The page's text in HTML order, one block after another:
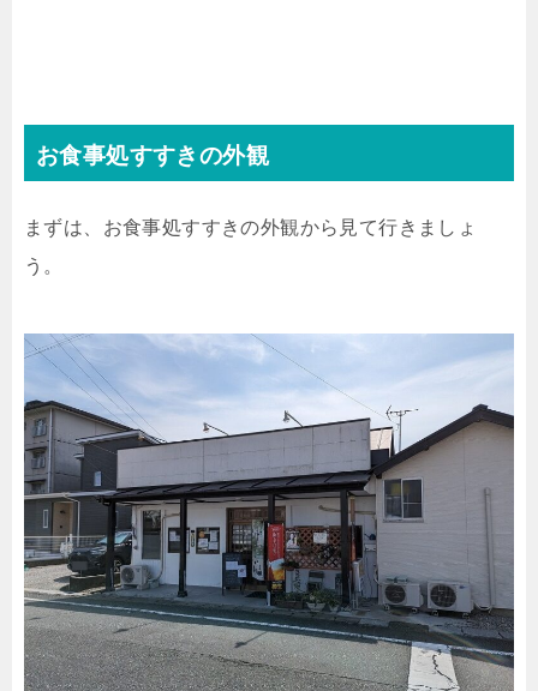
お食事処すすきの外観
まずは、お食事処すすきの外観から見て行きましょ
う。